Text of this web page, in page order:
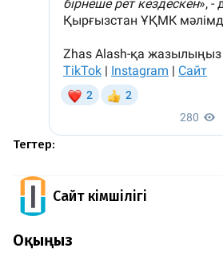
Тегтер:
Сайт Әкімшілігі
Оқыңыз